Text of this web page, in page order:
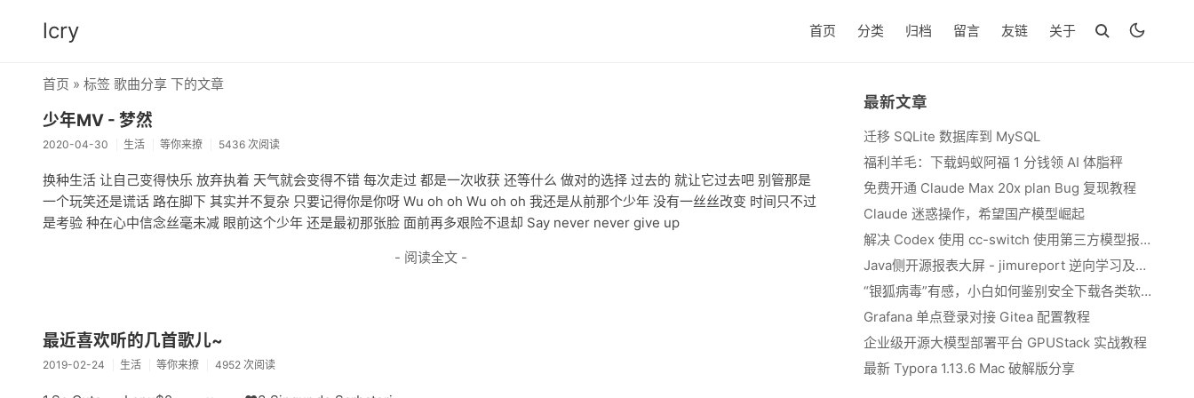
lcry 首页 分类 归档 留言 友链 关于
首页 » 标签 歌曲分享 下的文章
少年MV - 梦然
2020-04-30 生活 等你来撩 5436 次阅读
换种生活 让自己变得快乐 放弃执着 天气就会变得不错 每次走过 都是一次收获 还等什么 做对的选择 过去的 就让它过去吧 别管那是
一个玩笑还是谎话 路在脚下 其实并不复杂 只要记得你是你呀 Wu oh oh Wu oh oh 我还是从前那个少年 没有一丝丝改变 时间只不过
是考验 种在心中信念丝毫未减 眼前这个少年 还是最初那张脸 面前再多艰险不退却 Say never never give up
- 阅读全文 -
最近喜欢听的几首歌儿~
2019-02-24 生活 等你来撩 4952 次阅读
最新文章
迁移 SQLite 数据库到 MySQL
福利羊毛：下载蚂蚁阿福 1 分钱领 AI 体脂秤
免费开通 Claude Max 20x plan Bug 复现教程
Claude 迷惑操作，希望国产模型崛起
解决 Codex 使用 cc-switch 使用第三方模型报错 We&#039;re currently experiencing high demand, which may cause temporary errors.
Java侧开源报表大屏 - jimureport 逆向学习及二开思路
“银狐病毒”有感，小白如何鉴别安全下载各类软件
Grafana 单点登录对接 Gitea 配置教程
企业级开源大模型部署平台 GPUStack 实战教程
最新 Typora 1.13.6 Mac 破解版分享